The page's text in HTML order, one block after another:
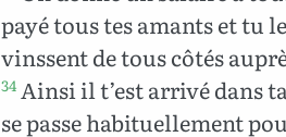
payé tous tes amants et tu
vinssent de tous côtés
34 Ainsi il t’est arrivé dans
se passe habituellement